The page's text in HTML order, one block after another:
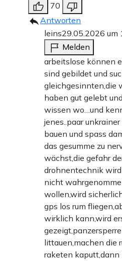
70
Antworten
leins29.05.2026 um
Melden
arbeitslose können
sind gebildet und
gleichgesinnten,die
haben gut gelebt
wissen wo…und
jenes..paar
bauen und spass
das gesumme zu
wächst,die gefahr
drohnentechnik
nicht
wollen,wird
gps los rum
wirklich kann,wird
littauen,machen die
raketen